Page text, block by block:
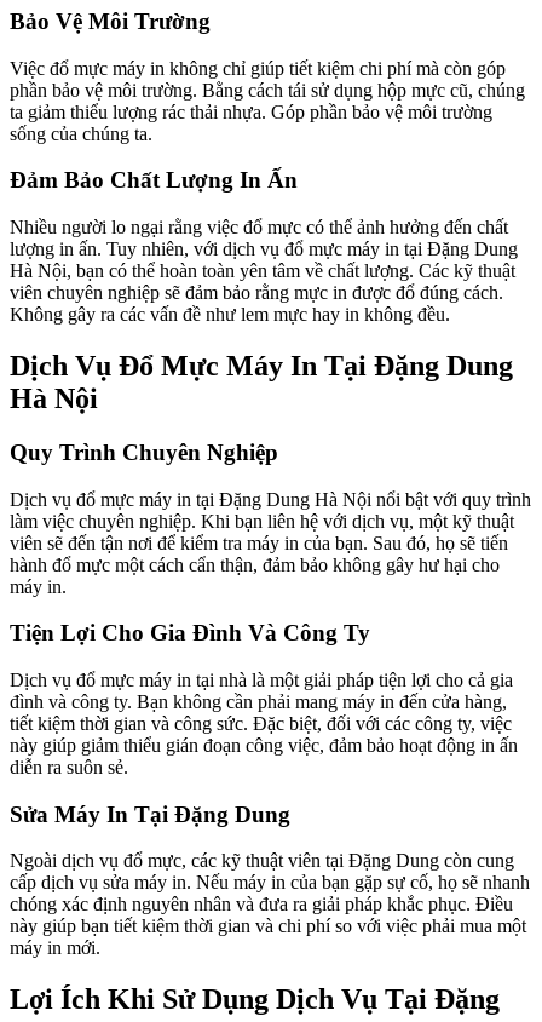
Bảo Vệ Môi Trường
Việc đổ mực máy in không chỉ giúp tiết kiệm chi phí mà còn góp
phần bảo vệ môi trường. Bằng cách tái sử dụng hộp mực cũ, chúng
ta giảm thiểu lượng rác thải nhựa. Góp phần bảo vệ môi trường
sống của chúng ta.
Đảm Bảo Chất Lượng In Ấn
Nhiều người lo ngại rằng việc đổ mực có thể ảnh hưởng đến chất
lượng in ấn. Tuy nhiên, với dịch vụ đổ mực máy in tại Đặng Dung
Hà Nội, bạn có thể hoàn toàn yên tâm về chất lượng. Các kỹ thuật
viên chuyên nghiệp sẽ đảm bảo rằng mực in được đổ đúng cách.
Không gây ra các vấn đề như lem mực hay in không đều.
Dịch Vụ Đổ Mực Máy In Tại Đặng Dung
Hà Nội
Quy Trình Chuyên Nghiệp
Dịch vụ đổ mực máy in tại Đặng Dung Hà Nội nổi bật với quy trình
làm việc chuyên nghiệp. Khi bạn liên hệ với dịch vụ, một kỹ thuật
viên sẽ đến tận nơi để kiểm tra máy in của bạn. Sau đó, họ sẽ tiến
hành đổ mực một cách cẩn thận, đảm bảo không gây hư hại cho
máy in.
Tiện Lợi Cho Gia Đình Và Công Ty
Dịch vụ đổ mực máy in tại nhà là một giải pháp tiện lợi cho cả gia
đình và công ty. Bạn không cần phải mang máy in đến cửa hàng,
tiết kiệm thời gian và công sức. Đặc biệt, đối với các công ty, việc
này giúp giảm thiểu gián đoạn công việc, đảm bảo hoạt động in ấn
diễn ra suôn sẻ.
Sửa Máy In Tại Đặng Dung
Ngoài dịch vụ đổ mực, các kỹ thuật viên tại Đặng Dung còn cung
cấp dịch vụ sửa máy in. Nếu máy in của bạn gặp sự cố, họ sẽ nhanh
chóng xác định nguyên nhân và đưa ra giải pháp khắc phục. Điều
này giúp bạn tiết kiệm thời gian và chi phí so với việc phải mua một
máy in mới.
Lợi Ích Khi Sử Dụng Dịch Vụ Tại Đặng